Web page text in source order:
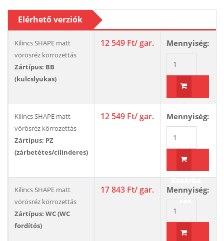
Elérhető verziók
Kilincs SHAPE matt
vörösréz körrozettás
Zártípus: BB
(kulcslyukas)
12 549 Ft/ gar. Mennyiség:
Kosárba
rak
Kilincs SHAPE matt
vörösréz körrozettás
Zártípus: PZ
(zárbetétes/cilinderes)
12 549 Ft/ gar. Mennyiség:
Kosárba
rak
Kilincs SHAPE matt
vörösréz körrozettás
Zártípus: WC (WC
fordítós)
17 843 Ft/ gar. Mennyiség: